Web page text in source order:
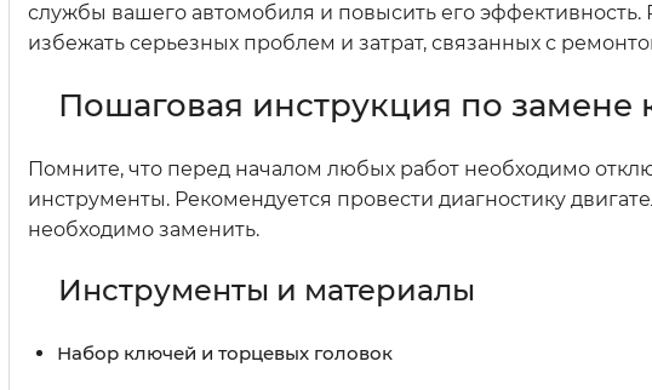
службы вашего автомобиля и повысить его
избежать серьезных проблем и затрат, связанных с
Пошаговая инструкция по замене
Помните, что перед началом любых работ необходимо
инструменты. Рекомендуется провести диагностику
необходимо заменить.
Инструменты и материалы
Набор ключей и торцевых головок